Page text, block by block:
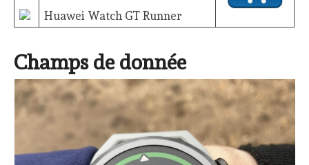
Huawei Watch GT Runner
Champs de donnée